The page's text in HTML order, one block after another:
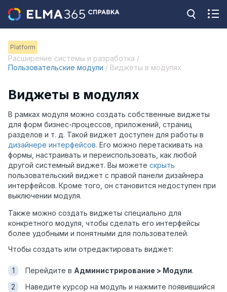
Platform
Расширение системы и разработка /
Пользовательские модули / Виджеты в модулях
Виджеты в модулях
В рамках модуля можно создать собственные виджеты
для форм бизнес-процессов, приложений, страниц
разделов и т. д. Такой виджет доступен для работы в
дизайнере интерфейсов. Его можно перетаскивать на
формы, настраивать и переиспользовать, как любой
другой системный виджет. Вы можете скрыть
пользовательский виджет с правой панели дизайнера
интерфейсов. Кроме того, он становится недоступен при
выключении модуля.
Также можно создать виджеты специально для
конкретного модуля, чтобы сделать его интерфейсы
более удобными и понятными для пользователей.
Чтобы создать или отредактировать виджет:
Перейдите в Администрирование > Модули.
Наведите курсор на модуль и нажмите появившийся